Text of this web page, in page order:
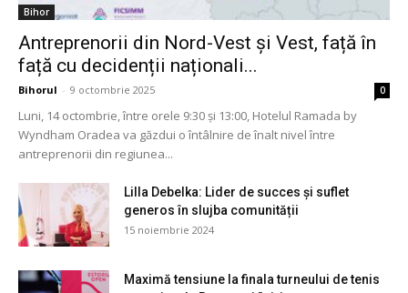
Bihor
Antreprenorii din Nord-Vest și Vest, față în
față cu decidenții naționali...
Bihorul - 9 octombrie 2025 0
Luni, 14 octombrie, între orele 9:30 și 13:00, Hotelul Ramada by
Wyndham Oradea va găzdui o întâlnire de înalt nivel între
antreprenorii din regiunea...
Lilla Debelka: Lider de succes și suflet
generos în slujba comunității
15 noiembrie 2024
Maximă tensiune la finala turneului de tenis